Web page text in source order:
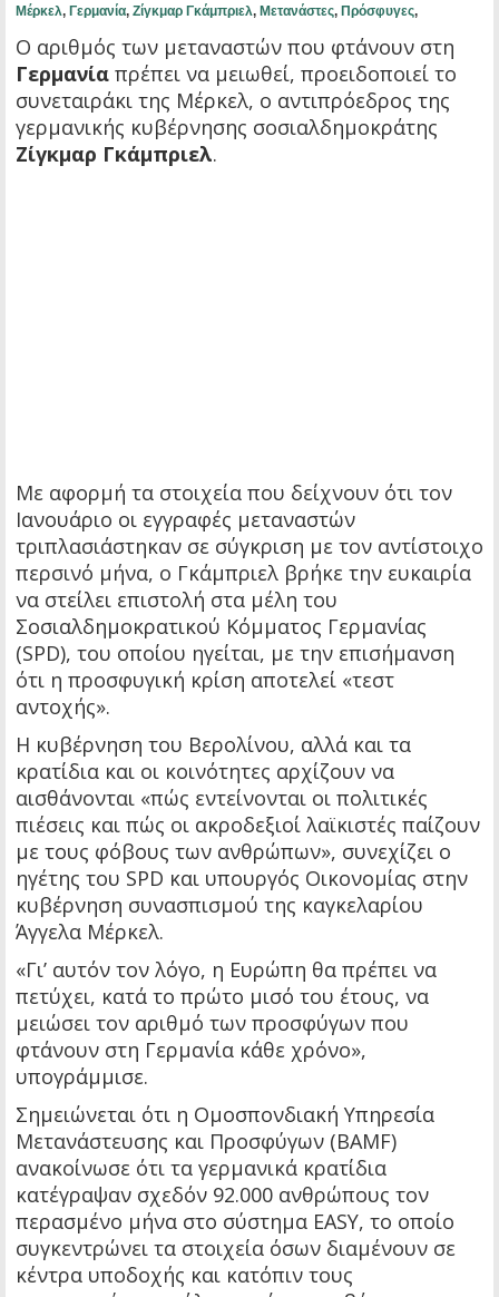
Μέρκελ, Γερμανία, Ζίγκμαρ Γκάμπριελ, Μετανάστες, Πρόσφυγες,
Ο αριθμός των μεταναστών που φτάνουν στη
Γερμανία πρέπει να μειωθεί, προειδοποιεί το
συνεταιράκι της Μέρκελ, ο αντιπρόεδρος της
γερμανικής κυβέρνησης σοσιαλδημοκράτης
Ζίγκμαρ Γκάμπριελ.
Με αφορμή τα στοιχεία που δείχνουν ότι τον
Ιανουάριο οι εγγραφές μεταναστών
τριπλασιάστηκαν σε σύγκριση με τον αντίστοιχο
περσινό μήνα, ο Γκάμπριελ βρήκε την ευκαιρία
να στείλει επιστολή στα μέλη του
Σοσιαλδημοκρατικού Κόμματος Γερμανίας
(SPD), του οποίου ηγείται, με την επισήμανση
ότι η προσφυγική κρίση αποτελεί «τεστ
αντοχής».
Η κυβέρνηση του Βερολίνου, αλλά και τα
κρατίδια και οι κοινότητες αρχίζουν να
αισθάνονται «πώς εντείνονται οι πολιτικές
πιέσεις και πώς οι ακροδεξιοί λαϊκιστές παίζουν
με τους φόβους των ανθρώπων», συνεχίζει ο
ηγέτης του SPD και υπουργός Οικονομίας στην
κυβέρνηση συνασπισμού της καγκελαρίου
Άγγελα Μέρκελ.
«Γι’ αυτόν τον λόγο, η Ευρώπη θα πρέπει να
πετύχει, κατά το πρώτο μισό του έτους, να
μειώσει τον αριθμό των προσφύγων που
φτάνουν στη Γερμανία κάθε χρόνο»,
υπογράμμισε.
Σημειώνεται ότι η Ομοσπονδιακή Υπηρεσία
Μετανάστευσης και Προσφύγων (BAMF)
ανακοίνωσε ότι τα γερμανικά κρατίδια
κατέγραψαν σχεδόν 92.000 ανθρώπους τον
περασμένο μήνα στο σύστημα EASY, το οποίο
συγκεντρώνει τα στοιχεία όσων διαμένουν σε
κέντρα υποδοχής και κατόπιν τους